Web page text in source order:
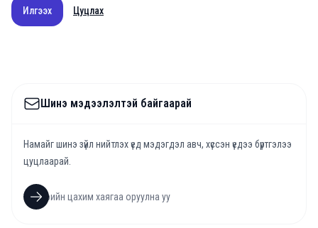
Илгээх Цуцлах
Шинэ мэдээлэлтэй байгаарай
Намайг шинэ зүйл нийтлэх үед мэдэгдэл авч, хүссэн үедээ бүртгэлээ
цуцлаарай.